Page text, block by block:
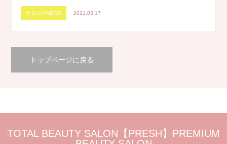
サロンのNEWS 2021.03.17
トップページに戻る
TOTAL BEAUTY SALON【PRESH】PREMIUM